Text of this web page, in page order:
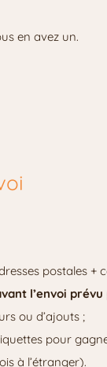
en avez un.
postales +
l’envoi prévu
ou d’ajouts ;
pour
à l’étranger).